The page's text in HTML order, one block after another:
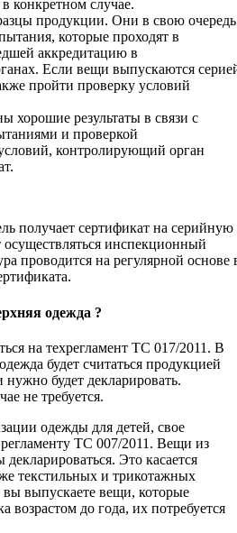
конкретном случае.
продукции. Они в свою очередь
которые проходят в
аккредитацию в
Если вещи выпускаются
пройти проверку условий
хорошие результаты в связи с
и проверкой
контролирующий орган
получает сертификат на серийную
инспекционный
проводится на регулярной основе
одежда ?
на техрегламент ТС 017/2011. В
будет считаться продукцией
нужно будет декларировать.
не требуется.
одежды для детей, свое
ТС 007/2011. Вещи из
Это касается
текстильных и трикотажных
выпускаете вещи, которые
возрастом до года, их потребуется